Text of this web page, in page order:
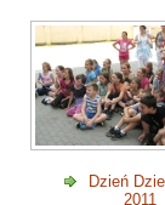
Dzień
2011